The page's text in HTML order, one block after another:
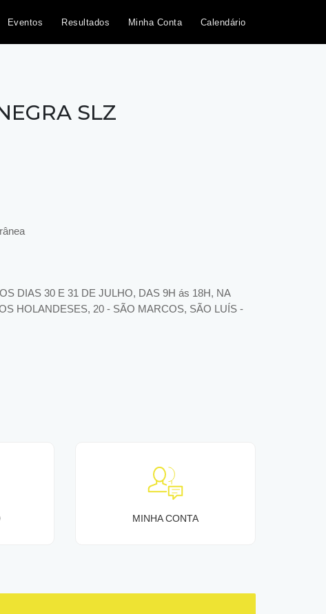
Eventos Resultados Minha Conta Calendário
SLZ
DIAS 30 E 31 DE JULHO, DAS 9H ás 18H, NA
HOLANDESES, 20 - SÃO MARCOS, SÃO LUÍS -
MINHA CONTA